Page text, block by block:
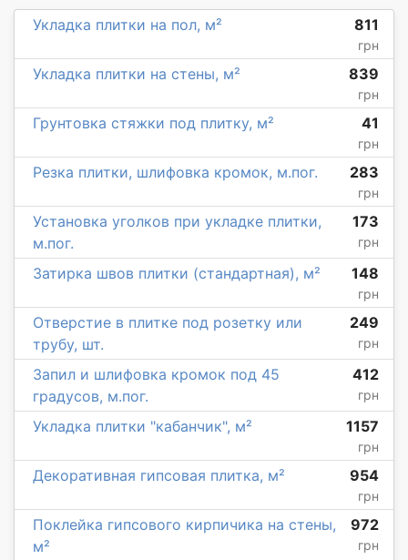
Укладка плитки на пол, м² 811
грн
Укладка плитки на стены, м² 839
грн
Грунтовка стяжки под плитку, м² 41
грн
Резка плитки, шлифовка кромок, м.пог. 283
грн
Установка уголков при укладке плитки,
м.пог.
173
грн
Затирка швов плитки (стандартная), м² 148
грн
Отверстие в плитке под розетку или
трубу, шт.
249
грн
Запил и шлифовка кромок под 45
градусов, м.пог.
412
грн
Укладка плитки "кабанчик", м² 1157
грн
Декоративная гипсовая плитка, м² 954
грн
Поклейка гипсового кирпичика на стены,
м²
972
грн